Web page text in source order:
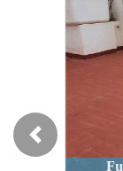
Previous